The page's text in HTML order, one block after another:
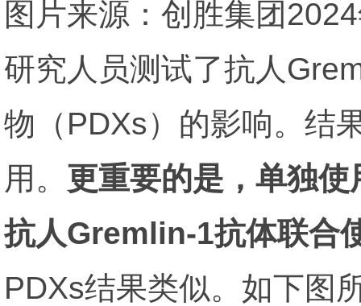
图片来源：创胜集团
研究人员测试了抗人
物（PDXs）的影响。结
用。 更重要的是，单独
抗人Gremlin-1抗体联合
PDXs结果类似。如下图